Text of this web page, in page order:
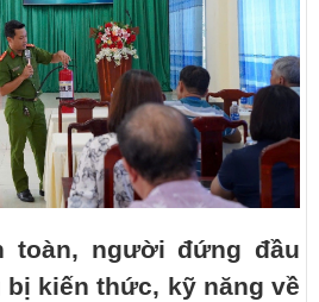
toàn, người đứng đầu
kiến thức, kỹ năng về